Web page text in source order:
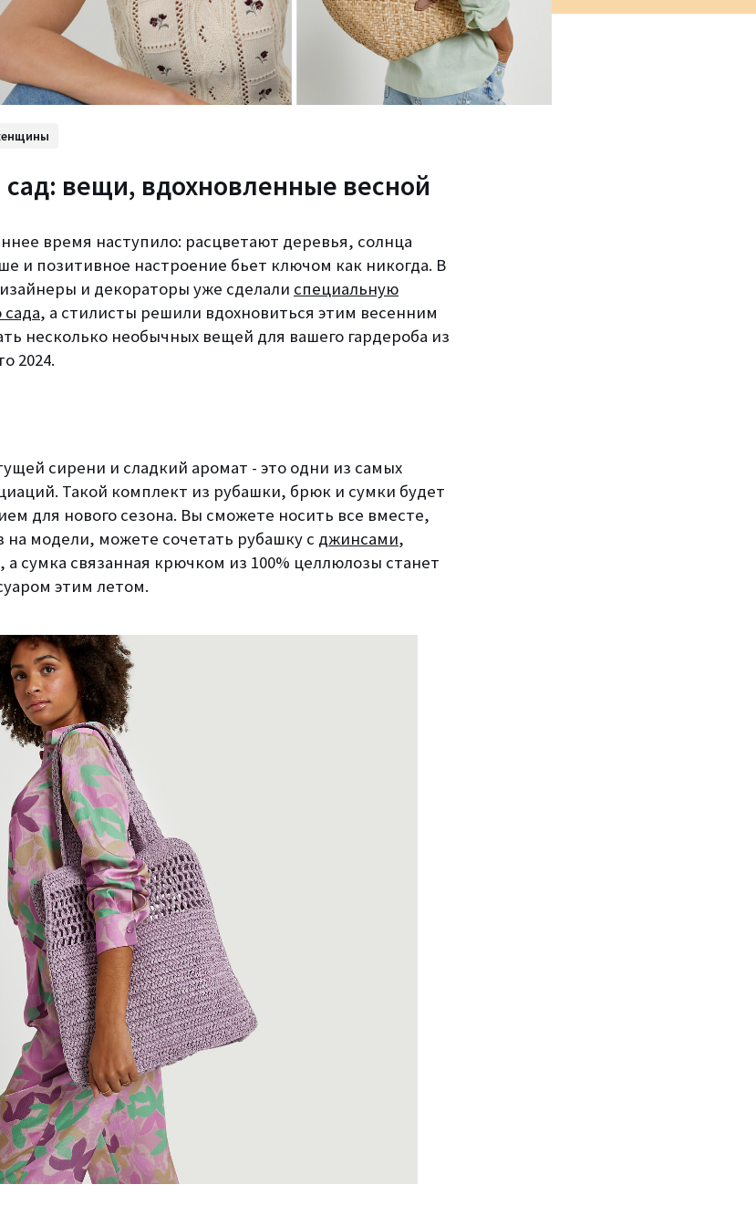
вещи, вдохновленные весной
время наступило: расцветают деревья, солнца
и позитивное настроение бьет ключом как никогда. В
и декораторы уже сделали специальную
, а стилисты решили вдохновиться этим весенним
несколько необычных вещей для вашего гардероба из
2024.
сирени и сладкий аромат - это одни из самых
Такой комплект из рубашки, брюк и сумки будет
для нового сезона. Вы сможете носить все вместе,
на модели, можете сочетать рубашку с джинсами,
, а сумка связанная крючком из 100% целлюлозы станет
этим летом.